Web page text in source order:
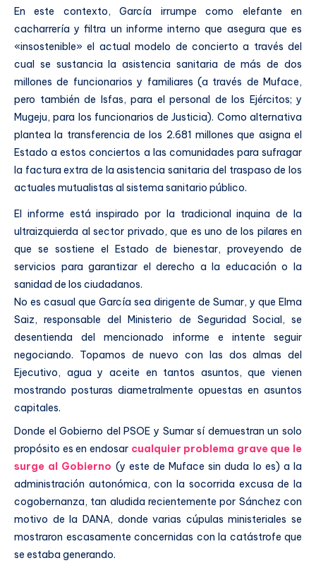
En este contexto, García irrumpe como elefante en
cacharrería y filtra un informe interno que asegura que es
«insostenible» el actual modelo de concierto a través del
cual se sustancia la asistencia sanitaria de más de dos
millones de funcionarios y familiares (a través de Muface,
pero también de Isfas, para el personal de los Ejércitos; y
Mugeju, para los funcionarios de Justicia). Como alternativa
plantea la transferencia de los 2.681 millones que asigna el
Estado a estos conciertos a las comunidades para sufragar
la factura extra de la asistencia sanitaria del traspaso de los
actuales mutualistas al sistema sanitario público.
El informe está inspirado por la tradicional inquina de la
ultraizquierda al sector privado, que es uno de los pilares en
que se sostiene el Estado de bienestar, proveyendo de
servicios para garantizar el derecho a la educación o la
sanidad de los ciudadanos.
No es casual que García sea dirigente de Sumar, y que Elma
Saiz, responsable del Ministerio de Seguridad Social, se
desentienda del mencionado informe e intente seguir
negociando. Topamos de nuevo con las dos almas del
Ejecutivo, agua y aceite en tantos asuntos, que vienen
mostrando posturas diametralmente opuestas en asuntos
capitales.
Donde el Gobierno del PSOE y Sumar sí demuestran un solo
propósito es en endosarcualquier problema grave que le
surge al Gobierno (y este de Muface sin duda lo es) a la
administración autonómica, con la socorrida excusa de la
cogobernanza, tan aludida recientemente por Sánchez con
motivo de la DANA, donde varias cúpulas ministeriales se
mostraron escasamente concernidas con la catástrofe que
se estaba generando.